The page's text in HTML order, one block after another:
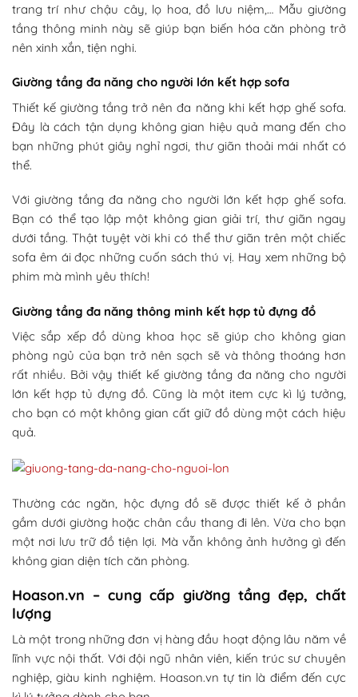
trang trí như chậu cây, lọ hoa, đồ lưu niệm,… Mẫu giường
tầng thông minh này sẽ giúp bạn biến hóa căn phòng trở
nên xinh xắn, tiện nghi.
Giường tầng đa năng cho người lớn kết hợp sofa
Thiết kế giường tầng trở nên đa năng khi kết hợp ghế sofa.
Đây là cách tận dụng không gian hiệu quả mang đến cho
bạn những phút giây nghỉ ngơi, thư giãn thoải mái nhất có
thể.
Với giường tầng đa năng cho người lớn kết hợp ghế sofa.
Bạn có thể tạo lập một không gian giải trí, thư giãn ngay
dưới tầng. Thật tuyệt vời khi có thể thư giãn trên một chiếc
sofa êm ái đọc những cuốn sách thú vị. Hay xem những bộ
phim mà mình yêu thích!
Giường tầng đa năng thông minh kết hợp tủ đựng đồ
Việc sắp xếp đồ dùng khoa học sẽ giúp cho không gian
phòng ngủ của bạn trở nên sạch sẽ và thông thoáng hơn
rất nhiều. Bởi vậy thiết kế giường tầng đa năng cho người
lớn kết hợp tủ đựng đồ. Cũng là một item cực kì lý tưởng,
cho bạn có một không gian cất giữ đồ dùng một cách hiệu
quả.
Thường các ngăn, hộc đựng đồ sẽ được thiết kế ở phần
gầm dưới giường hoặc chân cầu thang đi lên. Vừa cho bạn
một nơi lưu trữ đồ tiện lợi. Mà vẫn không ảnh hưởng gì đến
không gian diện tích căn phòng.
Hoason.vn – cung cấp giường tầng đẹp, chất
lượng
Là một trong những đơn vị hàng đầu hoạt động lâu năm về
lĩnh vực nội thất. Với đội ngũ nhân viên, kiến trúc sư chuyên
nghiệp, giàu kinh nghiệm. Hoason.vn tự tin là điểm đến cực